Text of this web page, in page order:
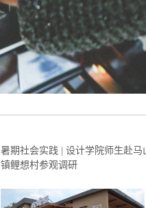
暑期社会实践 | 设计学院师生赴马
镇鲤想村参观调研